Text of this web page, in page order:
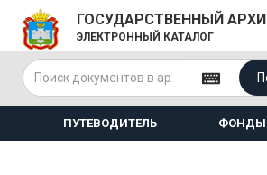
ГОСУДАРСТВЕННЫЙ
ЭЛЕКТРОННЫЙ КАТАЛОГ
ПУТЕВОДИТЕЛЬ ФОНДЫ